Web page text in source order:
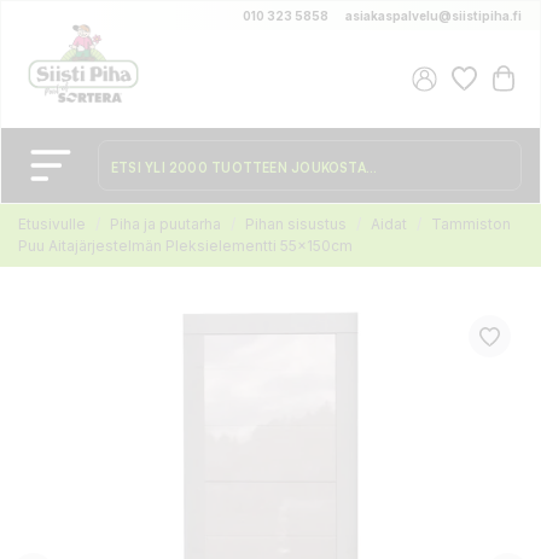
010 323 5858 asiakaspalvelu@siistipiha.fi
Etusivulle Piha ja puutarha Pihan sisustus Aidat
Tammiston
Puu Aitajärjestelmän Pleksielementti 55x150cm